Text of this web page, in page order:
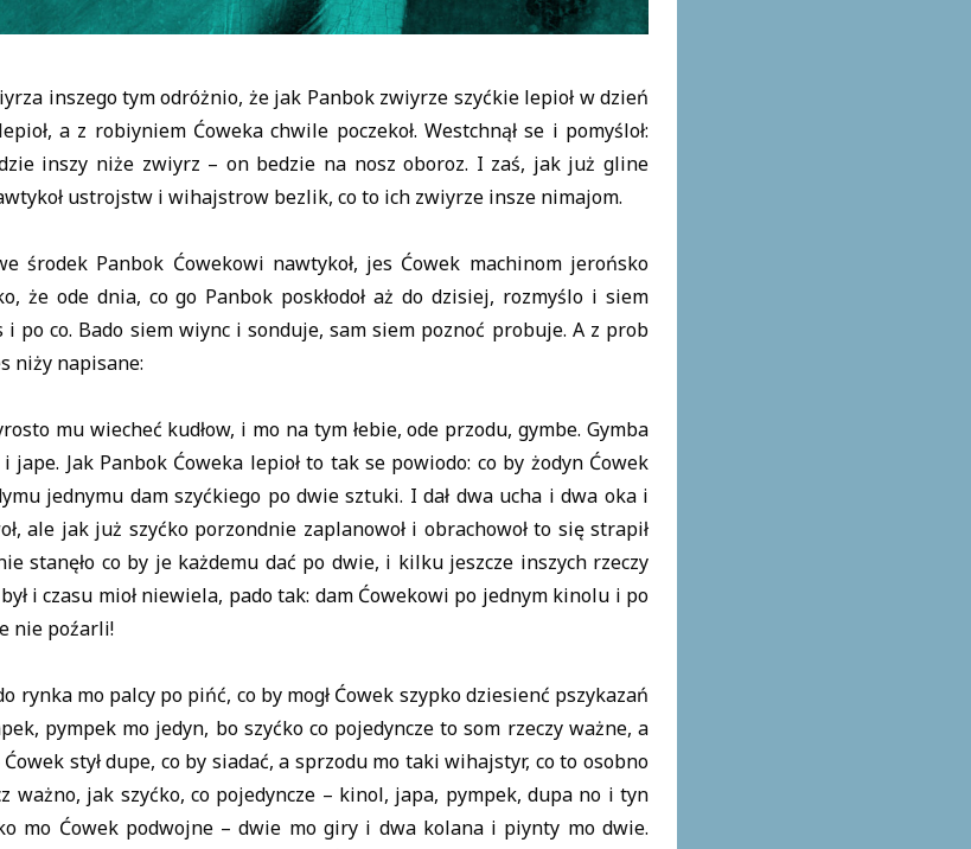
inszego tym odróżnio, że jak Panbok zwiyrze szyćkie lepioł w dzień
a z robiyniem Ćoweka chwile poczekoł. Westchnął se i pomyśloł:
inszy niże zwiyrz – on bedzie na nosz oboroz. I zaś, jak już gline
ustrojstw i wihajstrow bezlik, co to ich zwiyrze insze nimajom.
środek Panbok Ćowekowi nawtykoł, jes Ćowek machinom jerońsko
że ode dnia, co go Panbok poskłodoł aż do dzisiej, rozmyślo i siem
po co. Bado siem wiync i sonduje, sam siem poznoć probuje. A z prob
niży napisane:
mu wiecheć kudłow, i mo na tym łebie, ode przodu, gymbe. Gymba
Jak Panbok Ćoweka lepioł to tak se powiodo: co by żodyn Ćowek
jednymu dam szyćkiego po dwie sztuki. I dał dwa ucha i dwa oka i
ale jak już szyćko porzondnie zaplanowoł i obrachowoł to się strapił
stanęło co by je każdemu dać po dwie, i kilku jeszcze inszych rzeczy
i czasu mioł niewiela, pado tak: dam Ćowekowi po jednym kinolu i po
nie poźarli!
rynka mo palcy po pińć, co by mogł Ćowek szypko dziesienć pszykazań
pympek mo jedyn, bo szyćko co pojedyncze to som rzeczy ważne, a
stył dupe, co by siadać, a sprzodu mo taki wihajstyr, co to osobno
ważno, jak szyćko, co pojedyncze – kinol, japa, pympek, dupa no i tyn
mo Ćowek podwojne – dwie mo giry i dwa kolana i piynty mo dwie.